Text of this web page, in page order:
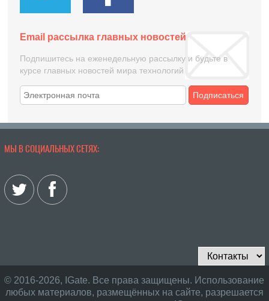
Email рассылка главных новостей
Подпишитесь на еженедельную рассылку и будьте в
курсе главных новостей мира технологий
Подписаться
МЫ В СОЦИАЛЬНЫХ СЕТЯХ:
© 2016-2026, IGate. Все права защищены. Использование
любых материалов, размещённых на сайте, разрешается